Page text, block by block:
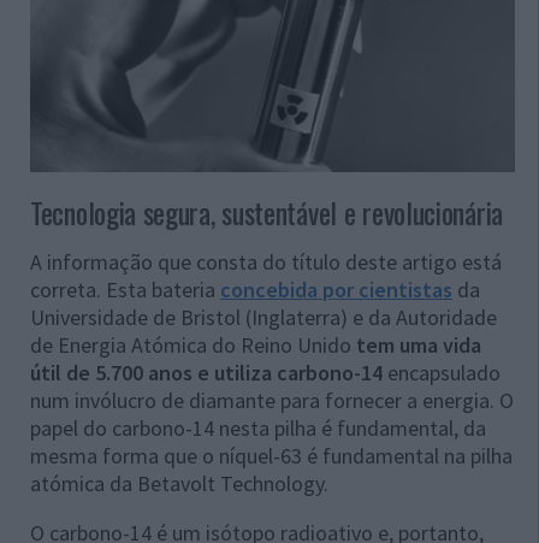
Tecnologia segura, sustentável e revolucionária
A informação que consta do título deste artigo está
correta. Esta bateria concebida por cientistas da
Universidade de Bristol (Inglaterra) e da Autoridade
de Energia Atómica do Reino Unido tem uma vida
útil de 5.700 anos e utiliza carbono-14 encapsulado
num invólucro de diamante para fornecer a energia. O
papel do carbono-14 nesta pilha é fundamental, da
mesma forma que o níquel-63 é fundamental na pilha
atómica da Betavolt Technology.
O carbono-14 é um isótopo radioativo e, portanto,